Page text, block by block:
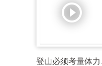
登山必须考量体